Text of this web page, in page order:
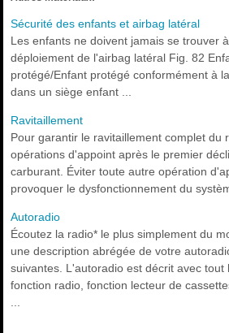
Sécurité des enfants et airbag latéral
Les enfants ne doivent jamais se trouver
déploiement de l'airbag latéral Fig. 82
protégé/Enfant protégé conformément à
dans un siège enfant ...
Ravitaillement
Pour garantir le ravitaillement complet du
opérations d'appoint après le premier
carburant. Éviter toute autre opération
provoquer le dysfonctionnement du
Autoradio
Écoutez la radio* le plus simplement du
une description abrégée de votre
suivantes. L'autoradio est décrit avec tout
fonction radio, fonction lecteur de